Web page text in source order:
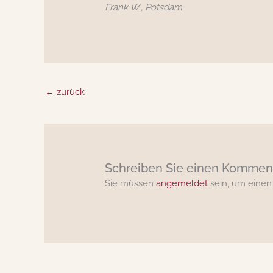
Frank W., Potsdam
← zurück
Schreiben Sie einen
Sie müssenangemeldet sein, um